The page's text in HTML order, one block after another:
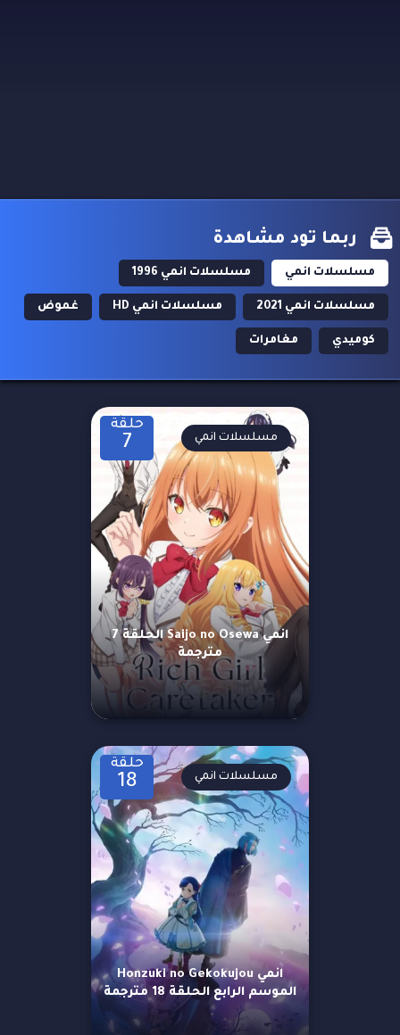
ربما تود مشاهدة
مسلسلات انمي مسلسلات انمي 1996
مسلسلات انمي 2021 مسلسلات انمي HD غموض
كوميدي مغامرات
حلقة
7
انمي Saijo no Osewa الحلقة 7
مترجمة
مسلسلات انمي
حلقة
18
انمي Honzuki no Gekokujou
الموسم الرابع الحلقة 18 مترجمة
مسلسلات انمي